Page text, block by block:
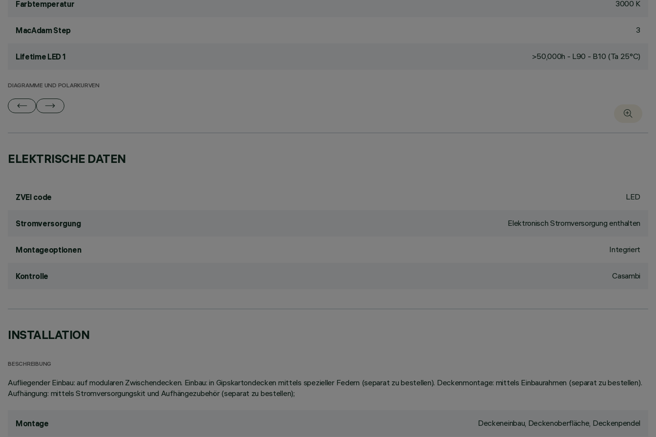
Farbtemperatur 3000 K
MacAdam Step 3
Lifetime LED 1 >50,000h - L90 - B10 (Ta 25°C)
DIAGRAMME UND POLARKURVEN
ELEKTRISCHE DATEN
ZVEI code LED
Stromversorgung Elektronisch Stromversorgung enthalten
Montageoptionen Integriert
Kontrolle Casambi
INSTALLATION
BESCHREIBUNG
Aufliegender Einbau: auf modularen Zwischendecken. Einbau: in Gipskartondecken mittels spezieller Federn (separat zu bestellen). Deckenmontage: mittels Einbaurahmen (separat zu bestellen).
Aufhängung: mittels Stromversorgungskit und Aufhängezubehör (separat zu bestellen);
Montage Deckeneinbau, Deckenoberfläche, Deckenpendel